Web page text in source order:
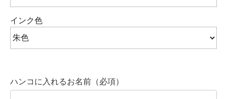
インク色
ハンコに入れるお名前（必項）